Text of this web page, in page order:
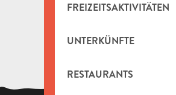
FREIZEITSAKTIVITÄTEN
UNTERKÜNFTE
RESTAURANTS